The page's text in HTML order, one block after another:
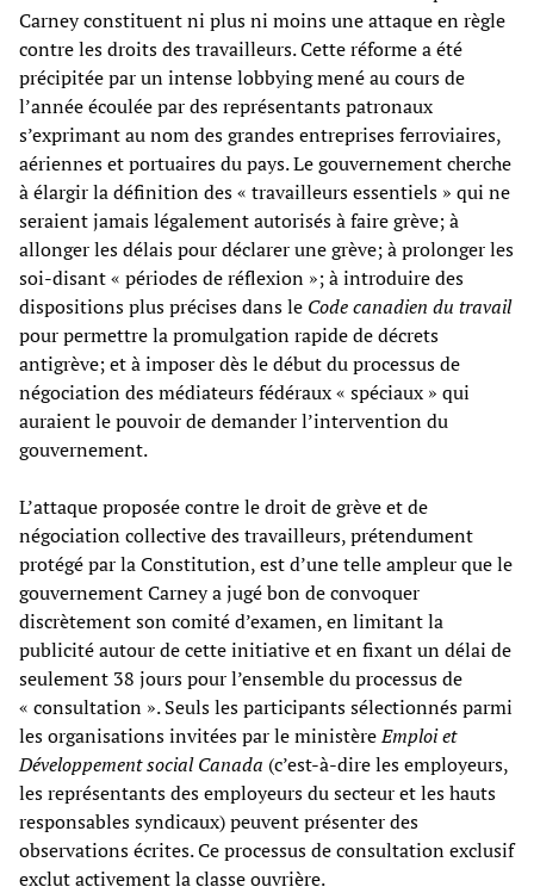
Carney constituent ni plus ni moins une attaque en règle
contre les droits des travailleurs. Cette réforme a été
précipitée par un intense lobbying mené au cours de
l’année écoulée par des représentants patronaux
s’exprimant au nom des grandes entreprises ferroviaires,
aériennes et portuaires du pays. Le gouvernement cherche
à élargir la définition des « travailleurs essentiels » qui ne
seraient jamais légalement autorisés à faire grève; à
allonger les délais pour déclarer une grève; à prolonger les
soi-disant « périodes de réflexion »; à introduire des
dispositions plus précises dans le Code canadien du travail
pour permettre la promulgation rapide de décrets
antigrève; et à imposer dès le début du processus de
négociation des médiateurs fédéraux « spéciaux » qui
auraient le pouvoir de demander l’intervention du
gouvernement.
L’attaque proposée contre le droit de grève et de
négociation collective des travailleurs, prétendument
protégé par la Constitution, est d’une telle ampleur que le
gouvernement Carney a jugé bon de convoquer
discrètement son comité d’examen, en limitant la
publicité autour de cette initiative et en fixant un délai de
seulement 38 jours pour l’ensemble du processus de
« consultation ». Seuls les participants sélectionnés parmi
les organisations invitées par le ministèreEmploi et
Développement social Canada (c’est-à-dire les employeurs,
les représentants des employeurs du secteur et les hauts
responsables syndicaux) peuvent présenter des
observations écrites. Ce processus de consultation exclusif
exclut activement la classe ouvrière.